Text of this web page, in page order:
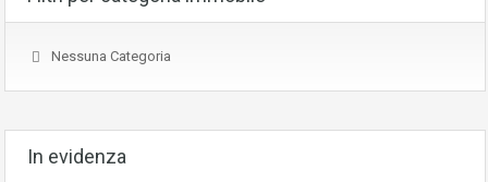
Nessuna Categoria
In evidenza